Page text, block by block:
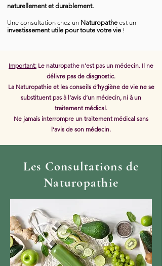
naturellement et durablement.
Une consultation chez un Naturopathe est un
investissement utile pour toute votre vie !
Important: Le naturopathe n’est pas un médecin. Il ne
délivre pas de diagnostic.
La Naturopathie et les conseils d’hygiène de vie ne se
substituent pas à l’avis d’un médecin, ni à un
traitement médical.
Ne jamais interrompre un traitement médical sans
l’avis de son médecin.
Les Consultations de
Naturopathie